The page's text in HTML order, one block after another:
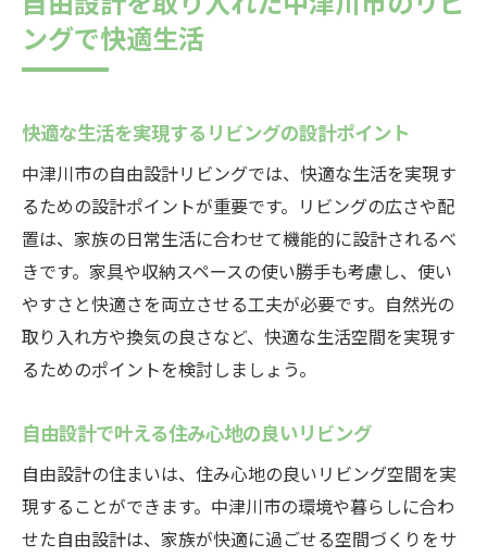
ングで快適生活
快適な生活を実現するリビングの設計ポイント
中津川市の自由設計リビングでは、快適な生活を実現す
るための設計ポイントが重要です。リビングの広さや配
置は、家族の日常生活に合わせて機能的に設計されるべ
きです。家具や収納スペースの使い勝手も考慮し、使い
やすさと快適さを両立させる工夫が必要です。自然光の
取り入れ方や換気の良さなど、快適な生活空間を実現す
るためのポイントを検討しましょう。
自由設計で叶える住み心地の良いリビング
自由設計の住まいは、住み心地の良いリビング空間を実
現することができます。中津川市の環境や暮らしに合わ
せた自由設計は、家族が快適に過ごせる空間づくりをサ